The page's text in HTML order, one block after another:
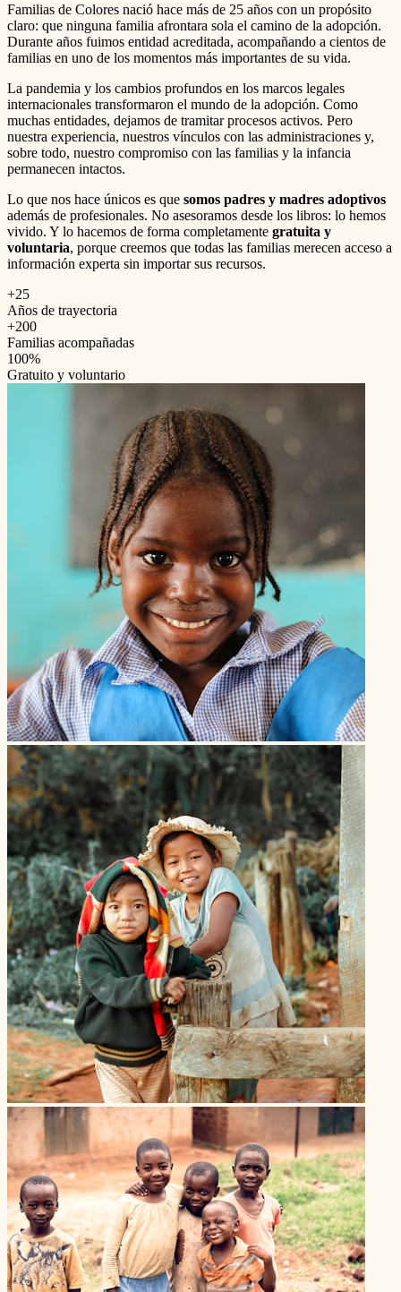
Familias de Colores nació hace más de 25 años con un propósito
claro: que ninguna familia afrontara sola el camino de la adopción.
Durante años fuimos entidad acreditada, acompañando a cientos de
familias en uno de los momentos más importantes de su vida.
La pandemia y los cambios profundos en los marcos legales
internacionales transformaron el mundo de la adopción. Como
muchas entidades, dejamos de tramitar procesos activos. Pero
nuestra experiencia, nuestros vínculos con las administraciones y,
sobre todo, nuestro compromiso con las familias y la infancia
permanecen intactos.
Lo que nos hace únicos es que somos padres y madres adoptivos
además de profesionales. No asesoramos desde los libros: lo hemos
vivido. Y lo hacemos de forma completamente gratuita y
voluntaria, porque creemos que todas las familias merecen acceso a
información experta sin importar sus recursos.
+25
Años de trayectoria
+200
Familias acompañadas
100%
Gratuito y voluntario